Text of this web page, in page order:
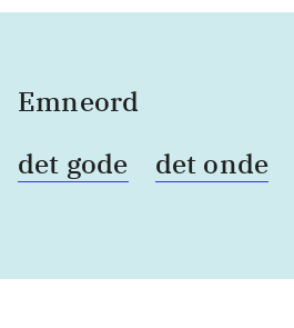
Emneord
det gode
det onde